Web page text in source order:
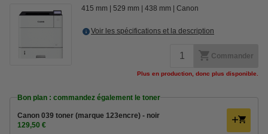
415 mm 529 mm 438 mm Canon
Voir les spécifications et la description
Commander
Plus en production, donc plus disponible.
Bon plan : commandez également le toner
Canon 039 toner (marque 123encre) - noir
129,50 €